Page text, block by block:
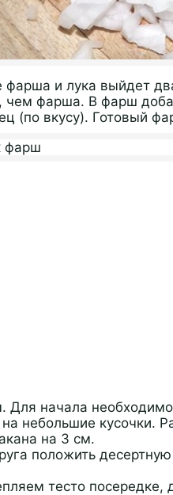
фарша и лука выйдет
чем фарша. В фарш
(по вкусу). Готовый
начала необходимо
на небольшие кусочки.
на 3 см.
положить
тесто